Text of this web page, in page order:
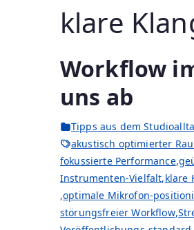
klare
Workflow
uns ab
Tipps aus dem
akustisch optimierter
fokussierte Performance,
Instrumenten-Vielfalt,klare
,optimale Mikrofon-
störungsfreier Workflow,